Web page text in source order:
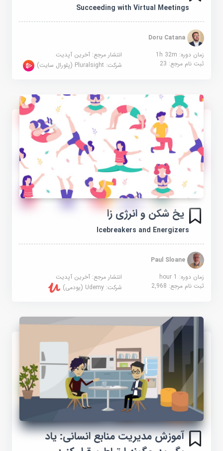
Succeeding with Virtual Meetings
Doru Catana
زمان دوره: 1h 32m
انتشار مرجع:آخرین آپدیت
ثبت نام مرجع:23 شرکت:Pluralsight (پلورال سایت)
یخ شکن و انرژی زا
Icebreakers and Energizers
زمان دوره: 1 hour
انتشار مرجع:آخرین آپدیت
ثبت نام مرجع:2,968 شرکت:Udemy (یودمی)
آموزش مدیریت منابع انسانی: یاد